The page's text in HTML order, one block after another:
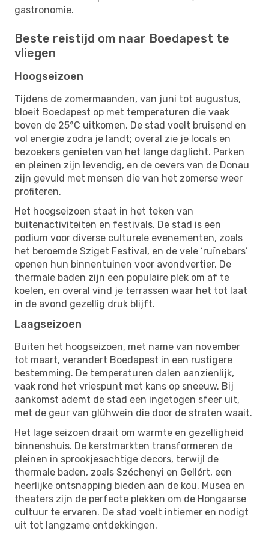
gastronomie.
Beste reistijd om naar Boedapest te
vliegen
Hoogseizoen
Tijdens de zomermaanden, van juni tot augustus,
bloeit Boedapest op met temperaturen die vaak
boven de 25°C uitkomen. De stad voelt bruisend en
vol energie zodra je landt; overal zie je locals en
bezoekers genieten van het lange daglicht. Parken
en pleinen zijn levendig, en de oevers van de Donau
zijn gevuld met mensen die van het zomerse weer
profiteren.
Het hoogseizoen staat in het teken van
buitenactiviteiten en festivals. De stad is een
podium voor diverse culturele evenementen, zoals
het beroemde Sziget Festival, en de vele ‘ruïnebars’
openen hun binnentuinen voor avondvertier. De
thermale baden zijn een populaire plek om af te
koelen, en overal vind je terrassen waar het tot laat
in de avond gezellig druk blijft.
Laagseizoen
Buiten het hoogseizoen, met name van november
tot maart, verandert Boedapest in een rustigere
bestemming. De temperaturen dalen aanzienlijk,
vaak rond het vriespunt met kans op sneeuw. Bij
aankomst ademt de stad een ingetogen sfeer uit,
met de geur van glühwein die door de straten waait.
Het lage seizoen draait om warmte en gezelligheid
binnenshuis. De kerstmarkten transformeren de
pleinen in sprookjesachtige decors, terwijl de
thermale baden, zoals Széchenyi en Gellért, een
heerlijke ontsnapping bieden aan de kou. Musea en
theaters zijn de perfecte plekken om de Hongaarse
cultuur te ervaren. De stad voelt intiemer en nodigt
uit tot langzame ontdekkingen.